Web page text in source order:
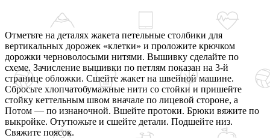
Отметьте на деталях жакета петельные столбики для
вертикальных дорожек «клетки» и проложите крючком
дорожки черноволосыми нитями. Вышивку сделайте по
схеме. Зачисление вышивки по петлям показан на 3-й
странице обложки. Сшейте жакет на швейной машине.
Сбросьте хлопчатобумажные нити со стойки и пришейте
стойку кеттельным швом вначале по лицевой стороне, а
Потом — по изнаночной. Вшейте протоки. Брюки вяжите по
выкройке. Отутюжьте и сшейте детали. Подшейте низ.
Свяжите поясок.